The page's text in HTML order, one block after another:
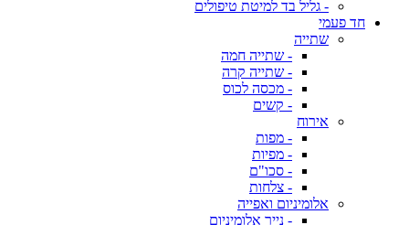
- גליל בד למיטת טיפולים
חד פעמי
שתייה
- שתייה חמה
- שתייה קרה
- מכסה לכוס
- קשים
אירוח
- מפות
- מפיות
- סכו"ם
- צלחות
אלומיניום ואפייה
- נייר אלומיניום